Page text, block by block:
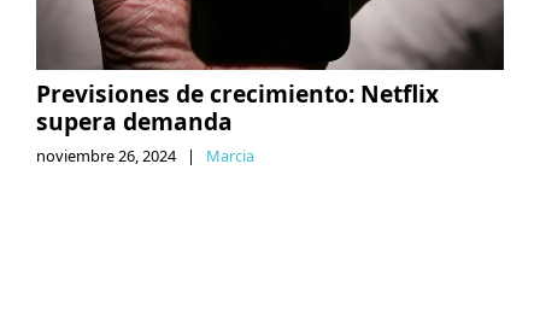
Previsiones de crecimiento: Netflix
supera demanda
noviembre 26, 2024 | Marcia